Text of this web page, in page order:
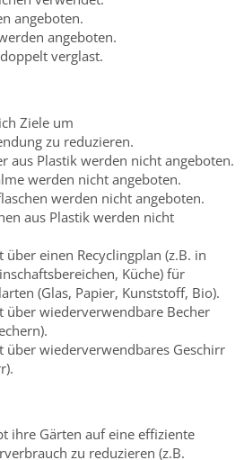
angeboten.
angeboten.
verglast.
Ziele um
zu reduzieren.
aus Plastik werden nicht angeboten.
werden nicht angeboten.
werden nicht angeboten.
aus Plastik werden nicht
einen Recyclingplan (z.B. in
Küche) für
(Glas, Papier, Kunststoff, Bio).
über wiederverwendbare Becher
über wiederverwendbares Geschirr
ihre Gärten auf eine effiziente
zu reduzieren (z.B.